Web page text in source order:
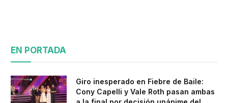
EN PORTADA
Giro inesperado en Fiebre de Baile:
Cony Capelli y Vale Roth pasan ambas